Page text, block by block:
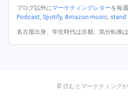
ブログ以外にマーケティングレターを毎
Podcast, Spotify, Amazon music,
名古屋出身、学生時代は京都。気分転換
© 読むとマーケティング